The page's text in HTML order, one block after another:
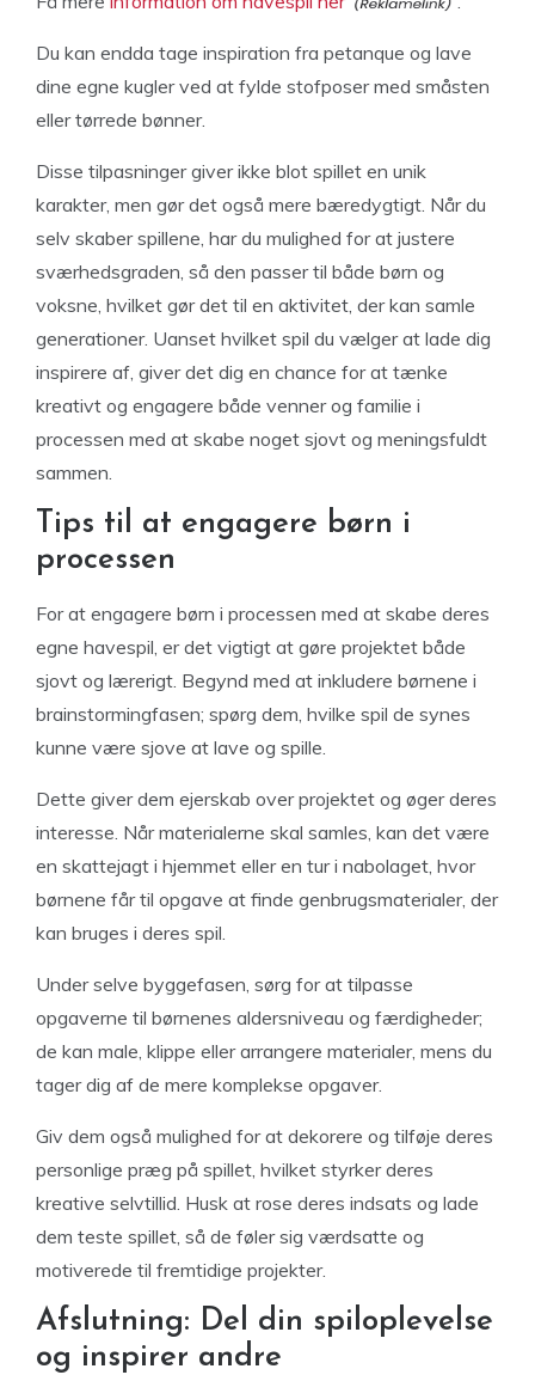
Du kan endda tage inspiration fra petanque og lave
dine egne kugler ved at fylde stofposer med småsten
eller tørrede bønner.
Disse tilpasninger giver ikke blot spillet en unik
karakter, men gør det også mere bæredygtigt. Når du
selv skaber spillene, har du mulighed for at justere
sværhedsgraden, så den passer til både børn og
voksne, hvilket gør det til en aktivitet, der kan samle
generationer. Uanset hvilket spil du vælger at lade dig
inspirere af, giver det dig en chance for at tænke
kreativt og engagere både venner og familie i
processen med at skabe noget sjovt og meningsfuldt
sammen.
Tips til at engagere børn i
processen
For at engagere børn i processen med at skabe deres
egne havespil, er det vigtigt at gøre projektet både
sjovt og lærerigt. Begynd med at inkludere børnene i
brainstormingfasen; spørg dem, hvilke spil de synes
kunne være sjove at lave og spille.
Dette giver dem ejerskab over projektet og øger deres
interesse. Når materialerne skal samles, kan det være
en skattejagt i hjemmet eller en tur i nabolaget, hvor
børnene får til opgave at finde genbrugsmaterialer, der
kan bruges i deres spil.
Under selve byggefasen, sørg for at tilpasse
opgaverne til børnenes aldersniveau og færdigheder;
de kan male, klippe eller arrangere materialer, mens du
tager dig af de mere komplekse opgaver.
Giv dem også mulighed for at dekorere og tilføje deres
personlige præg på spillet, hvilket styrker deres
kreative selvtillid. Husk at rose deres indsats og lade
dem teste spillet, så de føler sig værdsatte og
motiverede til fremtidige projekter.
Afslutning: Del din spiloplevelse
og inspirer andre